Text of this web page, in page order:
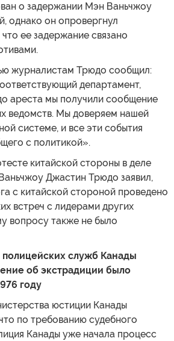
о задержании Мэн Ваньчжоу
однако он опровергнул
ее задержание связано
журналистам Трюдо сообщил:
департамент,
ареста мы получили сообщение
ведомств. Мы доверяем нашей
системе, и все эти события
с политикой».
китайской стороны в деле
Джастин Трюдо заявил,
с китайской стороной проведено
встреч с лидерами других
вопросу также не было
полицейских служб Канады
об экстрадиции было
году
юстиции Канады
по требованию судебного
Канады уже начала процесс